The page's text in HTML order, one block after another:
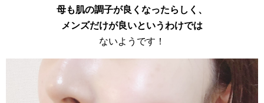
母も肌の調子が良くなったらしく、
メンズだけが良いというわけでは
ないようです！